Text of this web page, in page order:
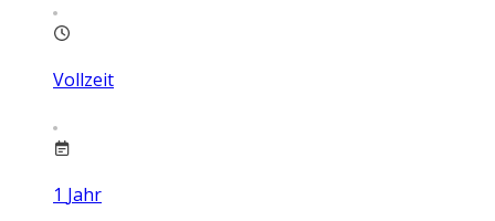
Vollzeit
1 Jahr